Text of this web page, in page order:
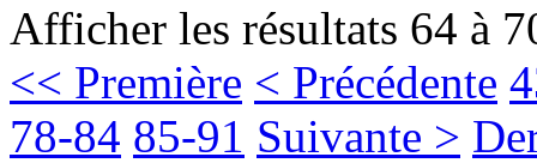
Afficher les résultats 64 à
<< Première < Précédente
78-84 85-91 Suivante >